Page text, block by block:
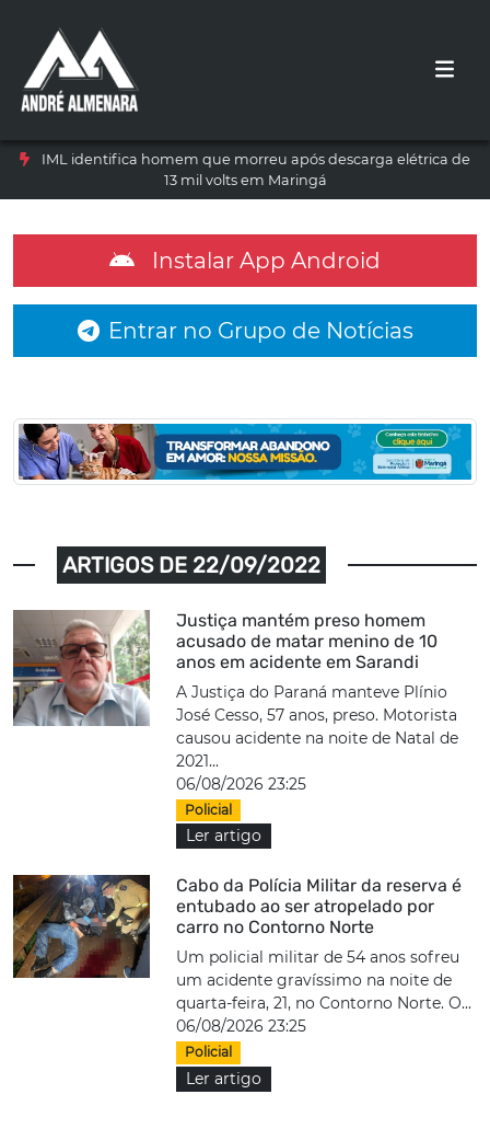
IML identifica homem que morreu após descarga elétrica de
13 mil volts em Maringá
Instalar App Android
Entrar no Grupo de Notícias
ARTIGOS DE 22/09/2022
Justiça mantém preso homem
acusado de matar menino de 10
anos em acidente em Sarandi
A Justiça do Paraná manteve Plínio
José Cesso, 57 anos, preso. Motorista
causou acidente na noite de Natal de
2021...
06/08/2026 23:25
Policial
Ler artigo
Cabo da Polícia Militar da reserva é
entubado ao ser atropelado por
carro no Contorno Norte
Um policial militar de 54 anos sofreu
um acidente gravíssimo na noite de
quarta-feira, 21, no Contorno Norte. O...
06/08/2026 23:25
Policial
Ler artigo